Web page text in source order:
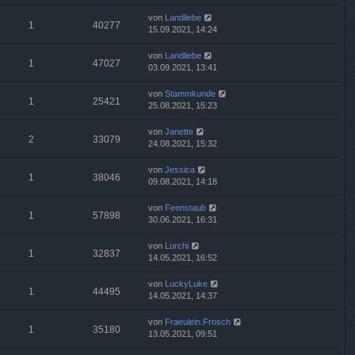
1 40277
von Landliebe
15.09.2021, 14:24
1 47027
von Landliebe
03.09.2021, 13:41
1 25421
von Stammkunde
25.08.2021, 15:23
2 33079
von Janette
24.08.2021, 15:32
1 38046
von Jessica
09.08.2021, 14:18
1 57898
von Feenstaub
30.06.2021, 16:31
1 32837
von Lurchi
14.05.2021, 16:52
1 44495
von LuckyLuke
14.05.2021, 14:37
1 35180
von Fraeulein.Frosch
13.05.2021, 09:51